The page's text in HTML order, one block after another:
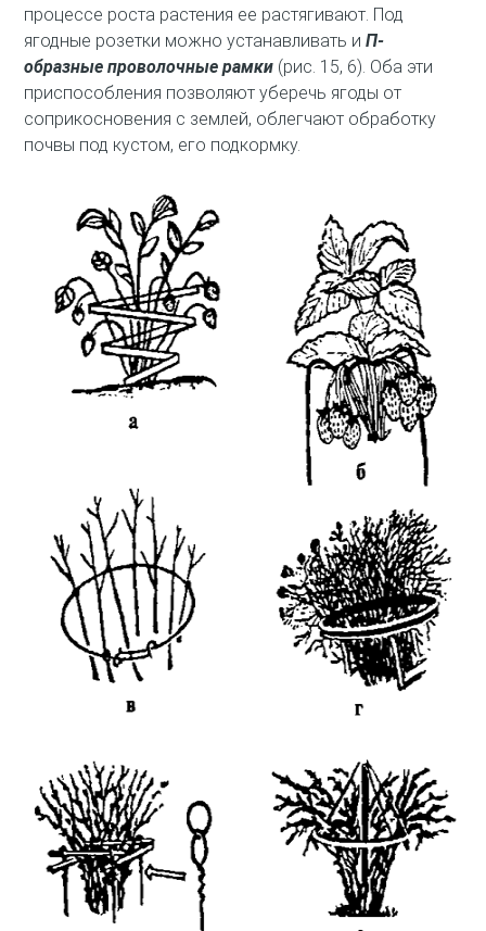
процессе роста растения ее растягивают. Под
ягодные розетки можно устанавливать иП-
образные проволочные рамки (рис. 15, 6). Оба эти
приспособления позволяют уберечь ягоды от
соприкосновения с землей, облегчают обработку
почвы под кустом, его подкормку.